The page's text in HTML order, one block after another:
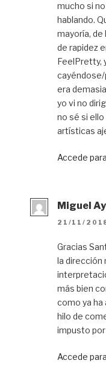
mucho si
hablando.
mayoría,
de rapidez
FeelPretty,
era
yo vi no
no sé si
artísticas
Accede
Miguel
21/11/
Gracias
la dirección
más bien
como ya
hilo de
impusto
Accede